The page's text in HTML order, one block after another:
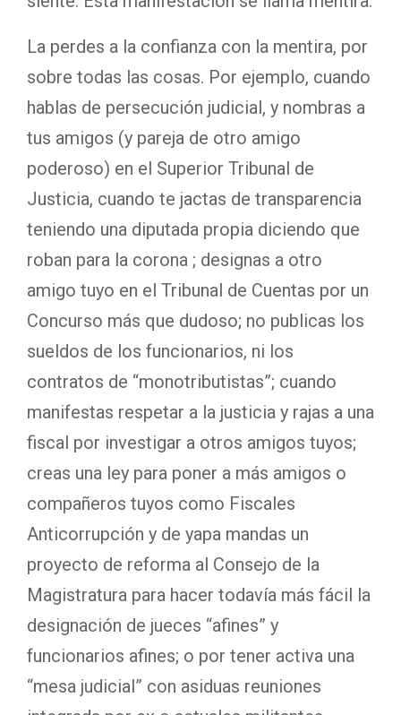
La perdes a la confianza con la mentira, por
sobre todas las cosas. Por ejemplo, cuando
hablas de persecución judicial, y nombras a
tus amigos (y pareja de otro amigo
poderoso) en el Superior Tribunal de
Justicia, cuando te jactas de transparencia
teniendo una diputada propia diciendo que
roban para la corona ; designas a otro
amigo tuyo en el Tribunal de Cuentas por un
Concurso más que dudoso; no publicas los
sueldos de los funcionarios, ni los
contratos de “monotributistas”; cuando
manifestas respetar a la justicia y rajas a una
fiscal por investigar a otros amigos tuyos;
creas una ley para poner a más amigos o
compañeros tuyos como Fiscales
Anticorrupción y de yapa mandas un
proyecto de reforma al Consejo de la
Magistratura para hacer todavía más fácil la
designación de jueces “afines” y
funcionarios afines; o por tener activa una
“mesa judicial” con asiduas reuniones